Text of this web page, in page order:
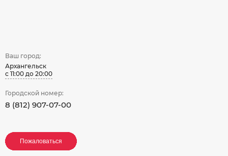
Ваш город:
Архангельск
с 11:00 до 20:00
Городской номер:
8 (812) 907-07-00
Пожаловаться
Пожаловаться
Пожаловаться